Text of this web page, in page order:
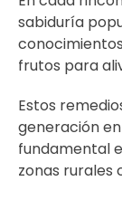
sabiduría
frutos para
Estos
generación
fundamental
zonas rurales